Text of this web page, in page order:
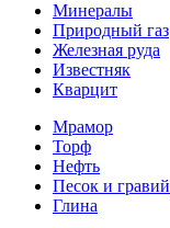
Минералы
Природный газ
Железная руда
Известняк
Кварцит
Мрамор
Торф
Нефть
Песок и гравий
Глина